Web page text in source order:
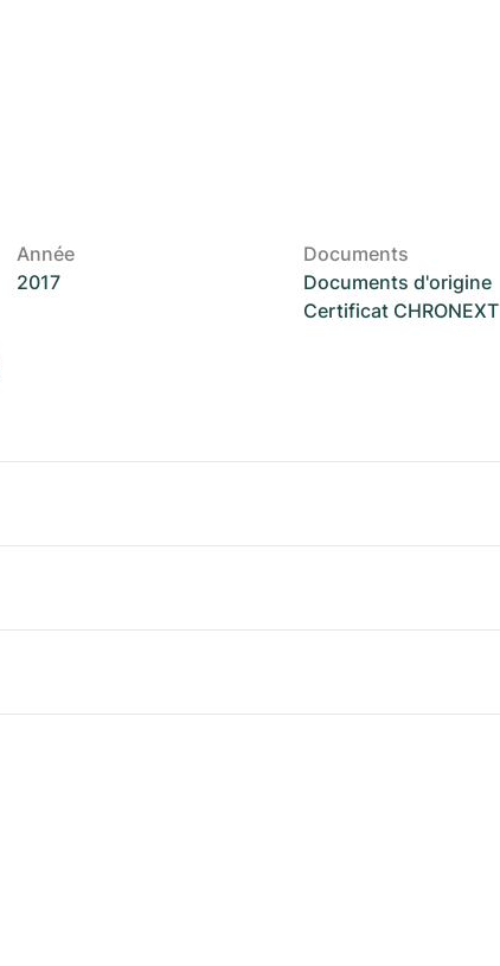
Année
2017
Documents
Documents d'origine
Certificat CHRONEXT